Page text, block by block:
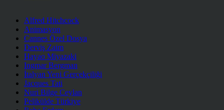
Alfred Hitchcock
Animasyon
Cannes Özel Dosya
Derviş Zaim
Hayao Miyazaki
Ingmar Bergman
İtalyan Yeni Gerçekçiliği
Jacques Tati
Nuri Bilge Ceylan
Pelikülde Türkiye